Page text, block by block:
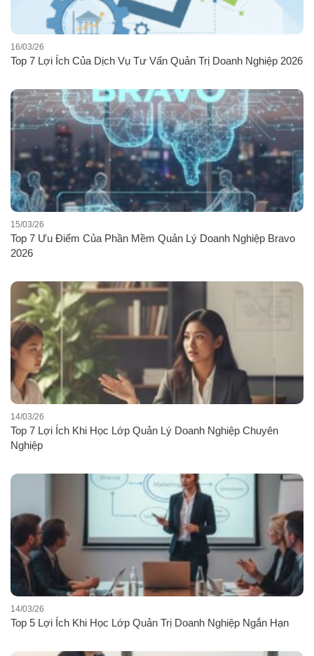
Top 7 Lợi Ích Của Dịch Vụ Tư Vấn Quản Trị Doanh Nghiệp 2026
16/03/26
Top 7 Ưu Điểm Của Phần Mềm Quản Lý Doanh Nghiệp Bravo
2026
15/03/26
Top 7 Lợi Ích Khi Học Lớp Quản Lý Doanh Nghiệp Chuyên
Nghiệp
14/03/26
Top 5 Lợi Ích Khi Học Lớp Quản Trị Doanh Nghiệp Ngắn Hạn
14/03/26